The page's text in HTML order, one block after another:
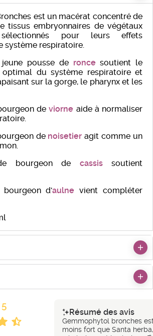
est un macérat concentré de
tissus embryonnaires de végétaux
sélectionnés pour leurs effets
système respiratoire.
pousse de ronce soutient le
optimal du système respiratoire et
sur la gorge, le pharynx et les
de viorne aide à normaliser
de noisetier agit comme un
bourgeon de cassis soutient
d'aulne vient compléter
5
Résumé des avis
Gemmophytol bronches
moins fort que Santa